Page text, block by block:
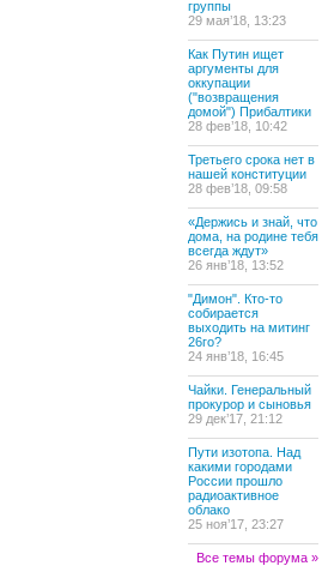
группы
29 мая’18, 13:23
Как Путин ищет
аргументы для
оккупации
("возвращения
домой") Прибалтики
28 фев’18, 10:42
Третьего срока нет в
нашей конституции
28 фев’18, 09:58
«Держись и знай, что
дома, на родине тебя
всегда ждут»
26 янв’18, 13:52
"Димон". Кто-то
собирается
выходить на митинг
26го?
24 янв’18, 16:45
Чайки. Генеральный
прокурор и сыновья
29 дек’17, 21:12
Пути изотопа. Над
какими городами
России прошло
радиоактивное
облако
25 ноя’17, 23:27
Все темы форума »